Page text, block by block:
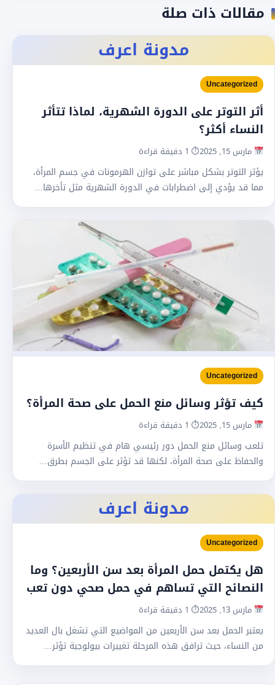
مقالات ذات صلة
مدونة اعرف
Uncategorized
أثر التوتر على الدورة الشهرية، لماذا تتأثر
النساء أكثر؟
مارس 15, 2025 ⏱ 1 دقيقة قراءة
يؤثر التوتر بشكل مباشر على توازن الهرمونات في جسم المرأة،
مما قد يؤدي إلى اضطرابات في الدورة الشهرية مثل تأخرها…
Uncategorized
كيف تؤثر وسائل منع الحمل على صحة المرأة؟
مارس 15, 2025 ⏱ 1 دقيقة قراءة
تلعب وسائل منع الحمل دور رئيسي هام في تنظيم الأسرة
والحفاظ على صحة المرأة، لكنها قد تؤثر على الجسم بطرق…
مدونة اعرف
Uncategorized
هل يكتمل حمل المرأة بعد سن الأربعين؟ وما
النصائح التي تساهم في حمل صحي دون تعب
مارس 13, 2025 ⏱ 1 دقيقة قراءة
يعتبر الحمل بعد سن الأربعين من المواضيع التي تشغل بال العديد
من النساء، حيث ترافق هذه المرحلة تغييرات بيولوجية تؤثر…